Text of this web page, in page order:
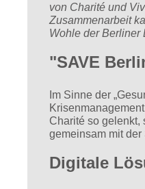
von Charité und
Zusammenarbeit
Wohle der Berliner
"SAVE
Im Sinne der
Charité so gelenkt,
gemeinsam mit der
Digitale